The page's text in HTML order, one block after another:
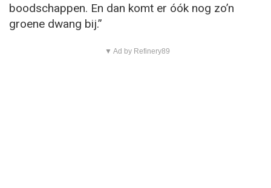
boodschappen. En dan komt er óók nog zo’n
groene dwang bij.”
▼ Ad by Refinery89